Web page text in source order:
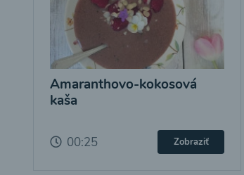
Amaranthovo-kokosová
kaša
00:25 Zobraziť